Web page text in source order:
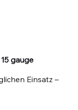
gauge
Einsatz –